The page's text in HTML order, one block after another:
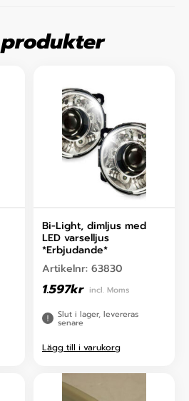
Bi-Light, dimljus med
LED varselljus
*Erbjudande*
Artikelnr: 63830
1.597kr incl. Moms
Slut i lager, levereras
senare
Lägg till i varukorg